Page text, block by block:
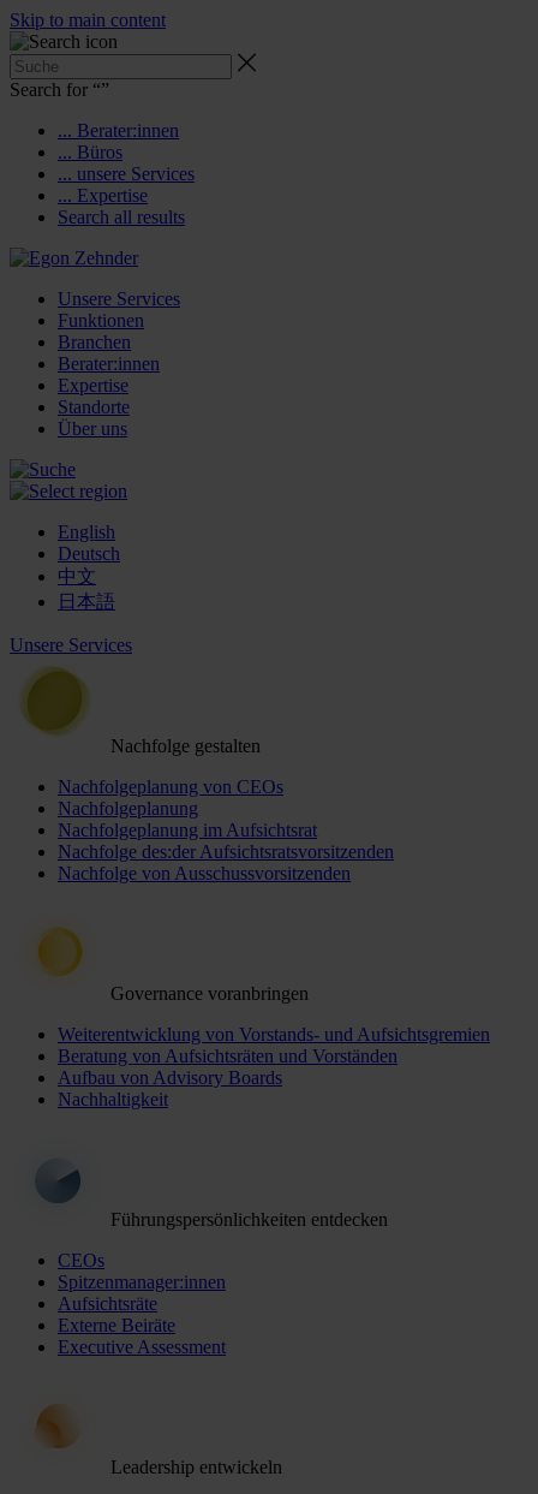
Skip to main content
Search for “”
... Berater:innen
... Büros
... unsere Services
... Expertise
Search all results
Unsere Services
Funktionen
Branchen
Berater:innen
Expertise
Standorte
Über uns
English
Deutsch
中文
日本語
Unsere Services
Nachfolge gestalten
Nachfolgeplanung von CEOs
Nachfolgeplanung
Nachfolgeplanung im Aufsichtsrat
Nachfolge des:der Aufsichtsratsvorsitzenden
Nachfolge von Ausschussvorsitzenden
Governance voranbringen
Weiterentwicklung von Vorstands- und Aufsichtsgremien
Beratung von Aufsichtsräten und Vorständen
Aufbau von Advisory Boards
Nachhaltigkeit
Führungspersönlichkeiten entdecken
CEOs
Spitzenmanager:innen
Aufsichtsräte
Externe Beiräte
Executive Assessment
Leadership entwickeln